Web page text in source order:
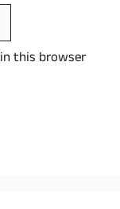
this browser